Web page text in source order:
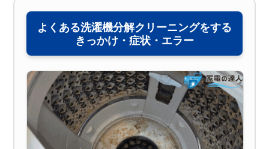
よくある洗濯機分解クリーニングをする
きっかけ・症状・エラー